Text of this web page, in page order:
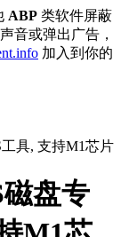
ABP 类软件屏蔽
音或弹出广告，
加入到你的
盘专